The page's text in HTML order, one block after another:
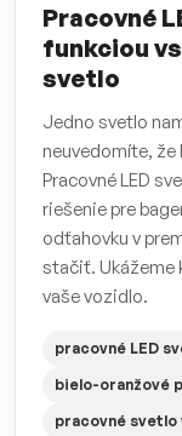
Pracovné
funkciou
svetlo
Jedno svetlo
neuvedomíte,
Pracovné LED
riešenie pre
odťahovku v
stačiť. Ukážeme
vaše vozidlo.
pracovné LED
bielo-oranžové
pracovné svetlo